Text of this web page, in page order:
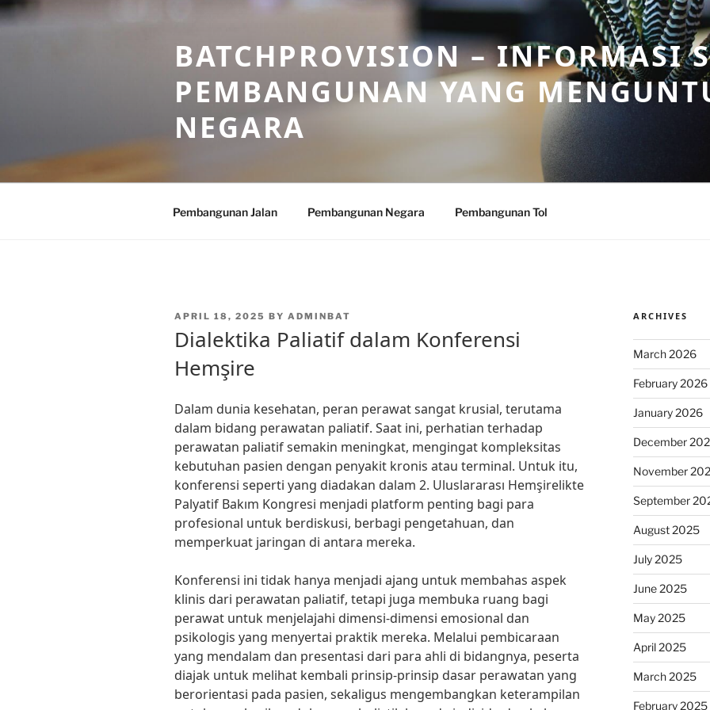
Skip
to
BATCHPROVISION – INFORMASI
PEMBANGUNAN YANG
NEGARA
Pembangunan Jalan Pembangunan Negara Pembangunan Tol
POSTED
APRIL 18, 2025 BY ADMINBAT
Dialektika Paliatif dalam Konferensi
Hemşire
Dalam dunia kesehatan, peran perawat sangat krusial, terutama
dalam bidang perawatan paliatif. Saat ini, perhatian terhadap
perawatan paliatif semakin meningkat, mengingat kompleksitas
kebutuhan pasien dengan penyakit kronis atau terminal. Untuk itu,
konferensi seperti yang diadakan dalam 2. Uluslararası Hemşirelikte
Palyatif Bakım Kongresi menjadi platform penting bagi para
profesional untuk berdiskusi, berbagi pengetahuan, dan
memperkuat jaringan di antara mereka.
Konferensi ini tidak hanya menjadi ajang untuk membahas aspek
klinis dari perawatan paliatif, tetapi juga membuka ruang bagi
perawat untuk menjelajahi dimensi-dimensi emosional dan
psikologis yang menyertai praktik mereka. Melalui pembicaraan
yang mendalam dan presentasi dari para ahli di bidangnya, peserta
diajak untuk melihat kembali prinsip-prinsip dasar perawatan yang
berorientasi pada pasien, sekaligus mengembangkan keterampilan
ARCHIVES
March 2026
February 2026
January 2026
December
November
September
August 2025
July 2025
June 2025
May 2025
April 2025
March 2025
February 2025